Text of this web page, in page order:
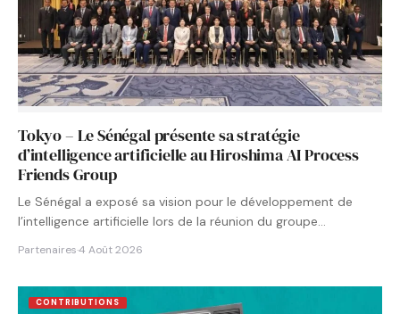
Tokyo – Le Sénégal présente sa stratégie
d’intelligence artificielle au Hiroshima AI Process
Friends Group
Le Sénégal a exposé sa vision pour le développement de
l’intelligence artificielle lors de la réunion du groupe…
Partenaires·4 Août 2026
CONTRIBUTIONS